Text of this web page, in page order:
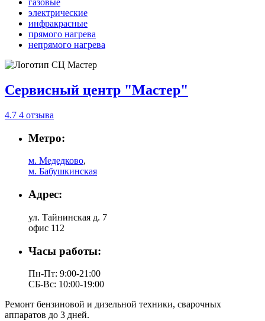
газовые
электрические
инфракрасные
прямого нагрева
непрямого нагрева
Сервисный центр "Мастер"
4.7 4 отзыва
Метро:
м. Медедково,
м. Бабушкинская
Адрес:
ул. Тайнинская д. 7
офис 112
Часы работы:
Пн-Пт: 9:00-21:00
СБ-Вс: 10:00-19:00
Ремонт бензиновой и дизельной техники, сварочных
аппаратов до 3 дней.